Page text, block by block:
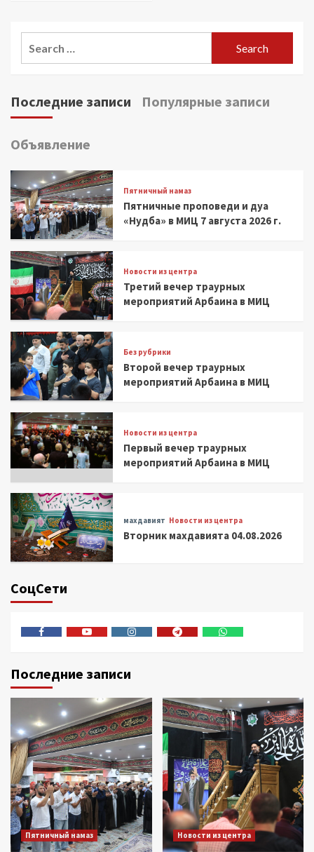
Последние записи Популярные записи
Объявление
Пятничный намаз
Пятничные проповеди и дуа
«Нудба» в МИЦ 7 августа 2026 г.
Новости из центра
Третий вечер траурных
мероприятий Арбаина в МИЦ
Без рубрики
Второй вечер траурных
мероприятий Арбаина в МИЦ
Новости из центра
Первый вечер траурных
мероприятий Арбаина в МИЦ
махдавият Новости из центра
Вторник махдавията 04.08.2026
СоцСети
Последние записи
Пятничный намаз Новости из центра